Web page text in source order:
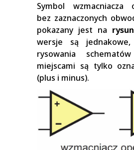
Symbol wzmacniacza
bez zaznaczonych
pokazany jest na
wersje są
rysowania
miejscami są tylko
(plus i minus).